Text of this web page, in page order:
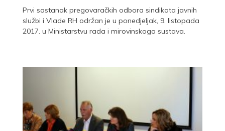
Prvi sastanak pregovaračkih odbora sindikata javnih
službi i Vlade RH održan je u ponedjeljak, 9. listopada
2017. u Ministarstvu rada i mirovinskoga sustava.